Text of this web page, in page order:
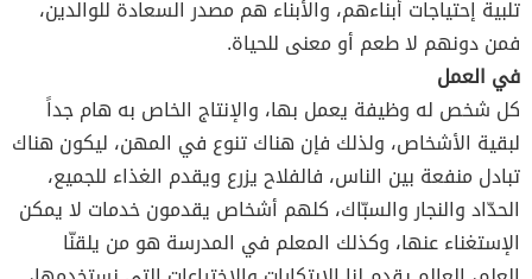
تلبية إحتياجات أبناءهم، والأبناء هم مصدر السعادة للوالدين،
فمن دونهم لا طعم أو معنى للحياة.
في العمل
كل شخص له وظيفة يعمل بها، والإنتاج الخاص به هام جداً
لبقية الأشخاص، ولذلك فإن هناك تنوع في المهن، ليكون هناك
تبادل منفعة بين الناس، فالفلاح يزرع ويقدم الغذاء للجميع،
الحدّاد والنجار والسبّاك، كلهم أشخاص يقدمون خدمات لا يمكن
الإستغناء عنها، وكذلك المعلم في المدرسة هو من يلقنّا